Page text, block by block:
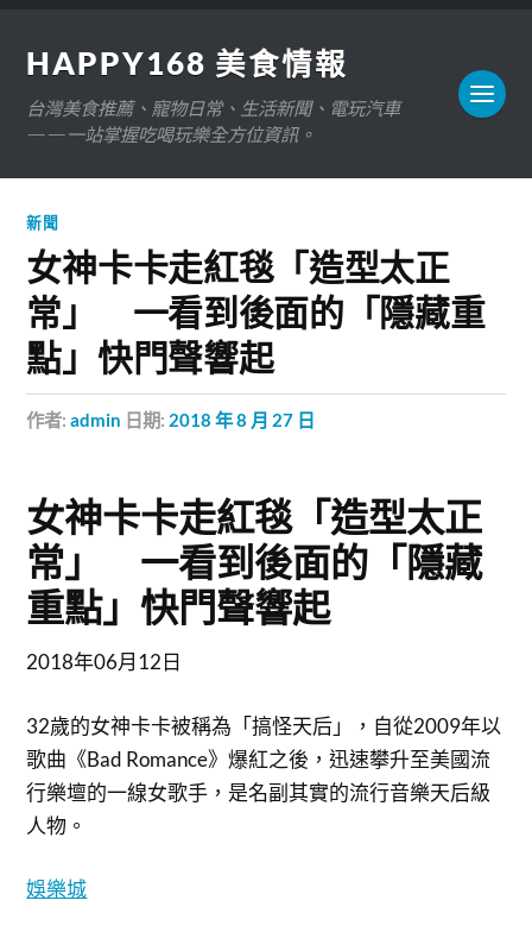
HAPPY168 美食情報
台灣美食推薦、寵物日常、生活新聞、電玩汽車
——一站掌握吃喝玩樂全方位資訊。
新聞
女神卡卡走紅毯「造型太正
常」 一看到後面的「隱藏重
點」快門聲響起
作者:admin 日期: 2018 年 8 月 27 日
女神卡卡走紅毯「造型太正
常」 一看到後面的「隱藏
重點」快門聲響起
2018年06月12日
32歲的女神卡卡被稱為「搞怪天后」，自從2009年以
歌曲《Bad Romance》爆紅之後，迅速攀升至美國流
行樂壇的一線女歌手，是名副其實的流行音樂天后級
人物。
娛樂城